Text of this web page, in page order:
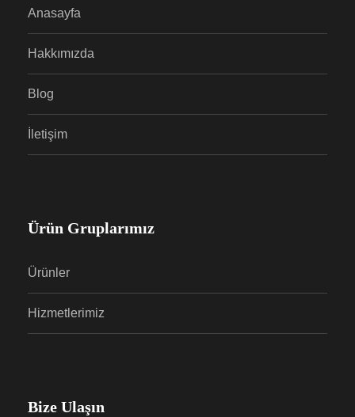
Anasayfa
Hakkımızda
Blog
İletişim
Ürün Gruplarımız
Ürünler
Hizmetlerimiz
Bize Ulaşın